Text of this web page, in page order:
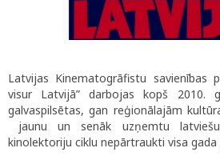
Latvijas Kinematogrāfistu savienības
visur Latvijā” darbojas kopš 2010.
galvaspilsētas, gan reģionālajām
jaunu un senāk uzņemtu
kinolektoriju ciklu nepārtraukti visa gada